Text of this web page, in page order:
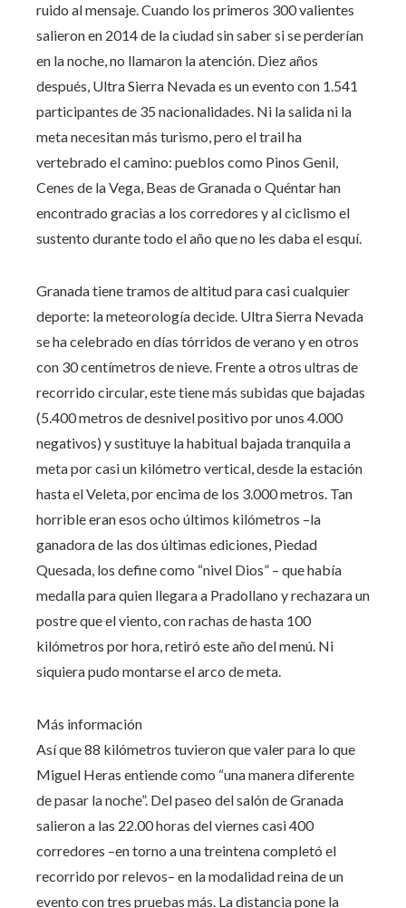
ruido al mensaje. Cuando los primeros 300 valientes
salieron en 2014 de la ciudad sin saber si se perderían
en la noche, no llamaron la atención. Diez años
después, Ultra Sierra Nevada es un evento con 1.541
participantes de 35 nacionalidades. Ni la salida ni la
meta necesitan más turismo, pero el trail ha
vertebrado el camino: pueblos como Pinos Genil,
Cenes de la Vega, Beas de Granada o Quéntar han
encontrado gracias a los corredores y al ciclismo el
sustento durante todo el año que no les daba el esquí.
Granada tiene tramos de altitud para casi cualquier
deporte: la meteorología decide. Ultra Sierra Nevada
se ha celebrado en días tórridos de verano y en otros
con 30 centímetros de nieve. Frente a otros ultras de
recorrido circular, este tiene más subidas que bajadas
(5.400 metros de desnivel positivo por unos 4.000
negativos) y sustituye la habitual bajada tranquila a
meta por casi un kilómetro vertical, desde la estación
hasta el Veleta, por encima de los 3.000 metros. Tan
horrible eran esos ocho últimos kilómetros –la
ganadora de las dos últimas ediciones, Piedad
Quesada, los define como “nivel Dios” – que había
medalla para quien llegara a Pradollano y rechazara un
postre que el viento, con rachas de hasta 100
kilómetros por hora, retiró este año del menú. Ni
siquiera pudo montarse el arco de meta.
Más información
Así que 88 kilómetros tuvieron que valer para lo que
Miguel Heras entiende como “una manera diferente
de pasar la noche”. Del paseo del salón de Granada
salieron a las 22.00 horas del viernes casi 400
corredores –en torno a una treintena completó el
recorrido por relevos– en la modalidad reina de un
evento con tres pruebas más. La distancia pone la